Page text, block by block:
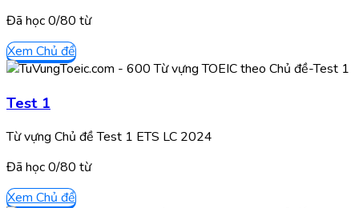
Đã học0/80 từ
Xem Chủ đề
Test 1
Từ vựng Chủ đề Test 1 ETS LC 2024
Đã học0/80 từ
Xem Chủ đề